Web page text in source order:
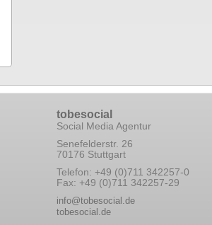
tobesocial
Social Media Agentur
Senefelderstr. 26
70176 Stuttgart
Telefon: +49 (0)711 342257-0
Fax: +49 (0)711 342257-29
info@tobesocial.de
tobesocial.de